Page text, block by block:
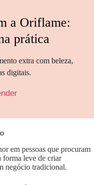
a Oriflame:
prática
extra com beleza,
digitais.
em pessoas que procuram
forma leve de criar
negócio tradicional.